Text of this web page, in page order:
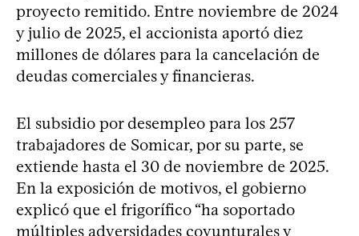
proyecto remitido. Entre noviembre de 2024
y julio de 2025, el accionista aportó diez
millones de dólares para la cancelación de
deudas comerciales y financieras.
El subsidio por desempleo para los 257
trabajadores de Somicar, por su parte, se
extiende hasta el 30 de noviembre de 2025.
En la exposición de motivos, el gobierno
explicó que el frigorífico “ha soportado
múltiples adversidades coyunturales y